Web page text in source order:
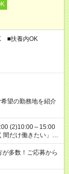
■扶養内OK
望の勤務地を紹介
中は働いて、午後
望を教えてくださ
週40時間を超える
が多数！ご応募から